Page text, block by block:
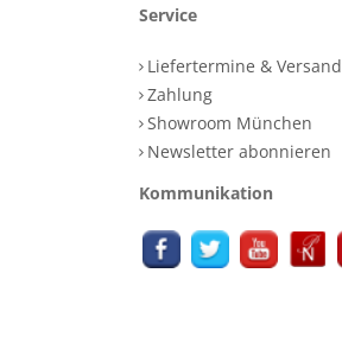
Service
Liefertermine & Versand
Zahlung
Showroom München
Newsletter abonnieren
Kommunikation